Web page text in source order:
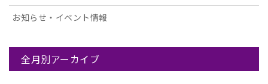
お知らせ・イベント情報
全月別アーカイブ